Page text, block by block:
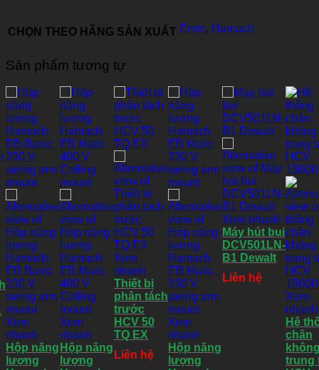
CHỌN THEO HÃNG SẢN XUẤT Emm, Hamach
Sản phẩm tương tự
Xem
nhanh
Hộp năng
lượng
Xem
nhanh
Hộp năng
lượng
Xem
nhanh
Thiết bị
phân tách
trước
HCV 50
TQ EX
Liên hệ
Xem
nhanh
Hộp năng
lượng
Xem nhanh
Máy hút bụi
DCV501LN-
B1 Dewalt
Liên hệ
Xem
nhanh
Hệ
chân
trung